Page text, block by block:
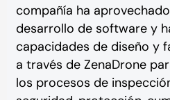
compañía ha
desarrollo de software y
capacidades de diseño y
a través de ZenaDrone
los procesos de